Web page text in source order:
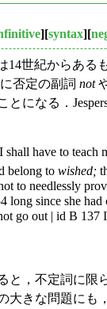
][syntax][
14世紀からある
否定の副詞 not
になる．
have to teach
belong to wished;
to needlessly
since she had
go out | id B
，不定詞に
きな問題にも